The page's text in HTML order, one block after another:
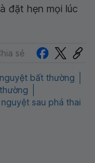
đặt hẹn mọi lúc
sẻ
bất thường
nguyệt sau phá thai